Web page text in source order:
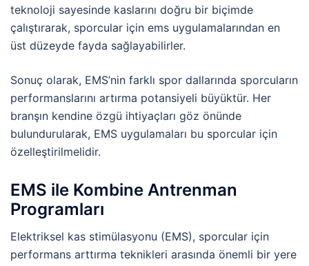
teknoloji sayesinde kaslarını doğru bir biçimde
çalıştırarak, sporcular için ems uygulamalarından en
üst düzeyde fayda sağlayabilirler.
Sonuç olarak, EMS’nin farklı spor dallarında sporcuların
performanslarını artırma potansiyeli büyüktür. Her
branşın kendine özgü ihtiyaçları göz önünde
bulundurularak, EMS uygulamaları bu sporcular için
özelleştirilmelidir.
EMS ile Kombine Antrenman
Programları
Elektriksel kas stimülasyonu (EMS), sporcular için
performans arttırma teknikleri arasında önemli bir yere